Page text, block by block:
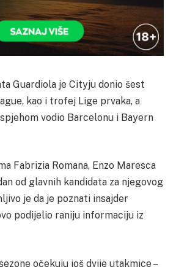
Guardiola je Cityju donio šest
kao i trofej Lige prvaka, a
vodio Barcelonu i Bayern
Fabrizia Romana, Enzo Maresca
od glavnih kandidata za njegovog
je da je poznati insajder
podijelio raniju informaciju iz
očekuju još dvije utakmice –